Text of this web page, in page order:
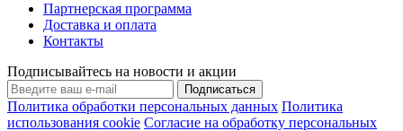
Партнерская программа
Доставка и оплата
Контакты
Подписывайтесь на новости и акции
Подписаться
Политика обработки персональных данных Политика
использования cookie Согласие на обработку персональных